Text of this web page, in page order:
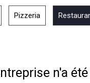
Pizzeria
n'a